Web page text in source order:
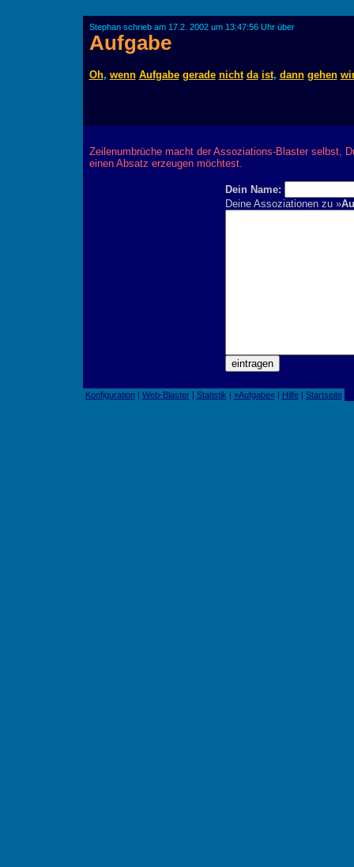
Stephan schrieb am 17.2. 2002 um 13:47:56 Uhr über
Aufgabe
Oh, wenn Aufgabe gerade nicht da ist, dann gehen
Zeilenumbrüche macht der Assoziations-Blaster selbst,
einen Absatz erzeugen möchtest.
Dein Name:
Deine Assoziationen zu »
Konfiguration| Web-Blaster| Statistik | »Aufgabe«| Hilfe| Startseite